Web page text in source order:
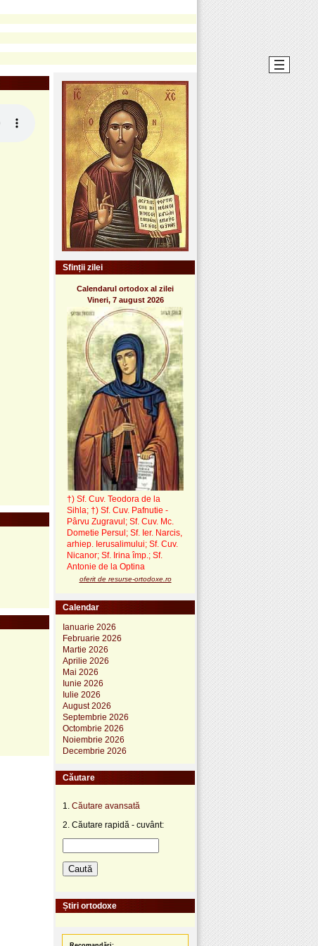
Sfinții zilei
Calendarul ortodox al zilei
Vineri, 7 august 2026
†) Sf. Cuv. Teodora de la
Sihla; †) Sf. Cuv. Pafnutie -
Pârvu Zugravul ; Sf. Cuv. Mc.
Dometie Persul; Sf. Ier. Narcis,
arhiep. Ierusalimului; Sf. Cuv.
Nicanor; Sf. Irina împ.; Sf.
Antonie de la Optina
oferit de resurse-ortodoxe.ro
Calendar
Ianuarie 2026
Februarie 2026
Martie 2026
Aprilie 2026
Mai 2026
Iunie 2026
Iulie 2026
August 2026
Septembrie 2026
Octombrie 2026
Noiembrie 2026
Decembrie 2026
Căutare
1. Căutare avansată
2. Căutare rapidă - cuvânt:
Știri ortodoxe